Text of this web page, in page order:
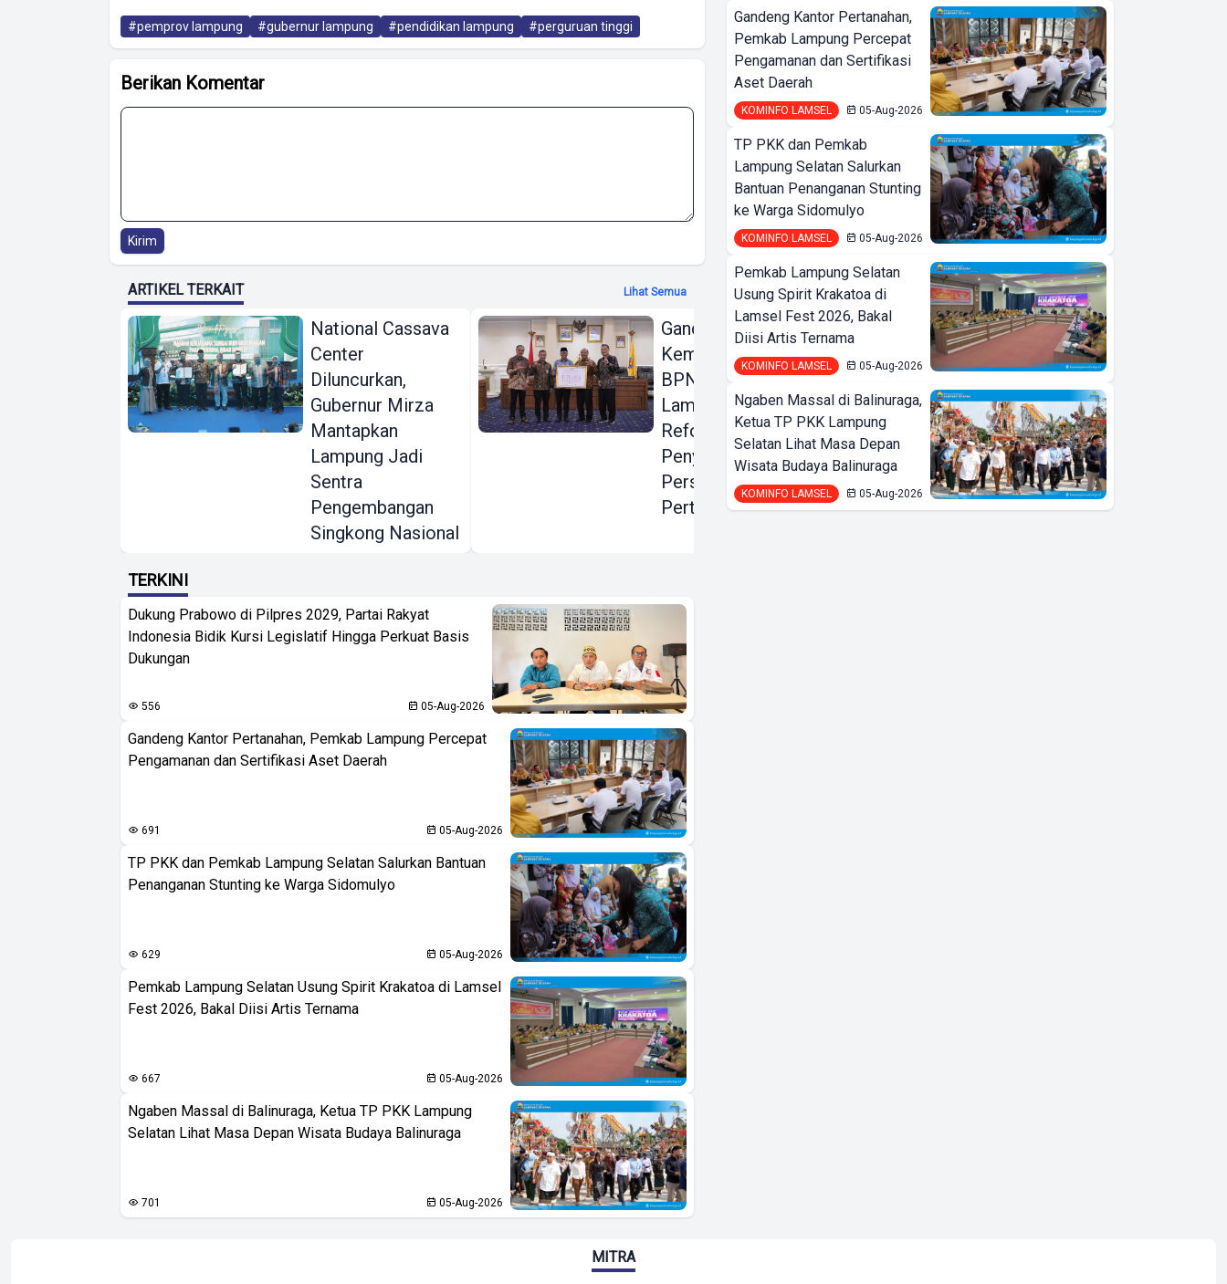
#pemprov lampung #gubernur lampung #pendidikan lampung #perguruan tinggi
Berikan Komentar
Kirim
ARTIKEL TERKAIT Lihat Semua
National Cassava
Center
Diluncurkan,
Gubernur Mirza
Mantapkan
Lampung Jadi
Sentra
Pengembangan
Singkong Nasional
Gandeng KPK dan
Kementerian ATR
BPN, Pemprov
Lampung Dorong
Reformasi
Penyelesaian
Persoalan
Pertanahan
Wakil Gubernur
Lampung Jihan
Beri Remisi ke 45
Warga Binaan di
Bawah Umur di
LKPA
TERKINI
Dukung Prabowo di Pilpres 2029, Partai Rakyat
Indonesia Bidik Kursi Legislatif Hingga Perkuat Basis
Dukungan
556 05-Aug-2026
Gandeng Kantor Pertanahan, Pemkab Lampung Percepat
Pengamanan dan Sertifikasi Aset Daerah
691 05-Aug-2026
TP PKK dan Pemkab Lampung Selatan Salurkan Bantuan
Penanganan Stunting ke Warga Sidomulyo
629 05-Aug-2026
Pemkab Lampung Selatan Usung Spirit Krakatoa di Lamsel
Fest 2026, Bakal Diisi Artis Ternama
667 05-Aug-2026
Ngaben Massal di Balinuraga, Ketua TP PKK Lampung
Selatan Lihat Masa Depan Wisata Budaya Balinuraga
701 05-Aug-2026
Gandeng Kantor Pertanahan,
Pemkab Lampung Percepat
Pengamanan dan Sertifikasi
Aset Daerah
KOMINFO LAMSEL 05-Aug-2026
TP PKK dan Pemkab
Lampung Selatan Salurkan
Bantuan Penanganan Stunting
ke Warga Sidomulyo
KOMINFO LAMSEL 05-Aug-2026
Pemkab Lampung Selatan
Usung Spirit Krakatoa di
Lamsel Fest 2026, Bakal
Diisi Artis Ternama
KOMINFO LAMSEL 05-Aug-2026
Ngaben Massal di Balinuraga,
Ketua TP PKK Lampung
Selatan Lihat Masa Depan
Wisata Budaya Balinuraga
KOMINFO LAMSEL 05-Aug-2026
MITRA